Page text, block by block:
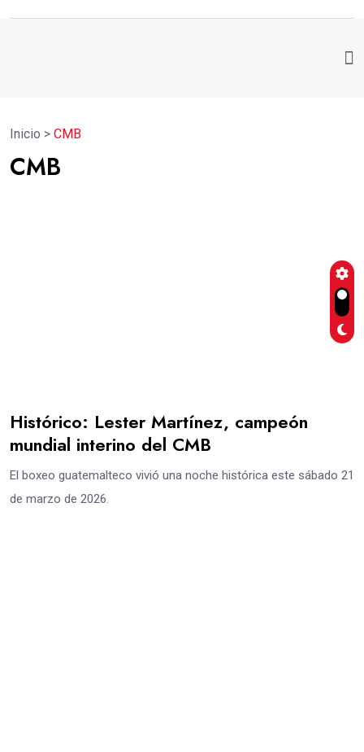
Inicio > CMB
CMB
Histórico: Lester Martínez, campeón
mundial interino del CMB
El boxeo guatemalteco vivió una noche histórica este sábado 21
de marzo de 2026.